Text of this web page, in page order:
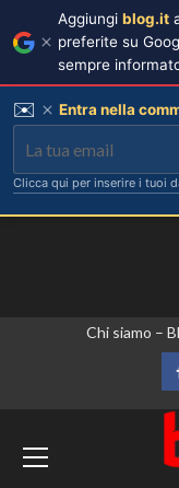
Chi siamo –
Aggiungi blog.it
preferite su
sempre
✉️ Entra nella
Clicca qui per inserire i tuoi